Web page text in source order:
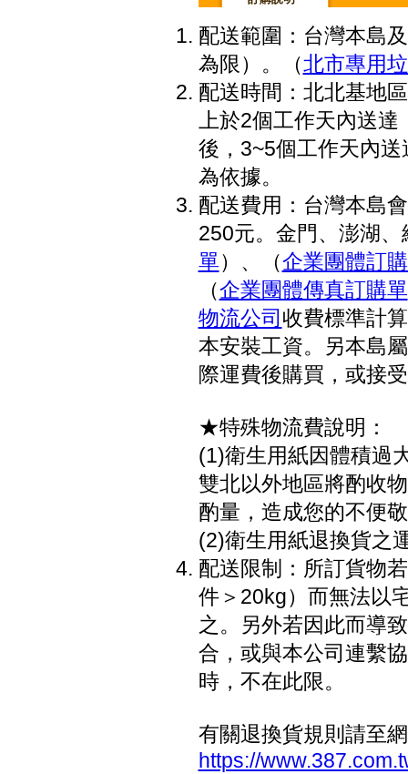
配送範圍：台灣本島
為限）。（北市專用
配送時間：北北基地
上於2個工作天內送
後，3~5個工作天內
為依據。
配送費用：台灣本島
250元。金門、澎湖
單）、（企業團體訂
（企業團體傳真訂購單
物流公司收費標準計
本安裝工資。另本島
際運費後購買，或接
★特殊物流費說明：
(1)衛生用紙因體積過
雙北以外地區將酌收
酌量，造成您的不便
(2)衛生用紙退換貨之
配送限制：所訂貨物
件＞20kg）而無法以
之。另外若因此而導
合，或與本公司連繫
時，不在此限。
有關退換貨規則請至
https://